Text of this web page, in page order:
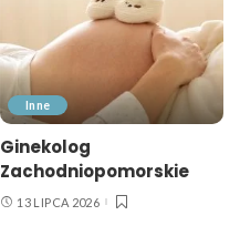
Inne
Ginekolog
Zachodniopomorskie
13 LIPCA 2026